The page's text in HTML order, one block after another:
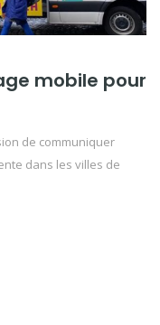
mobile pour
de communiquer
dans les villes de